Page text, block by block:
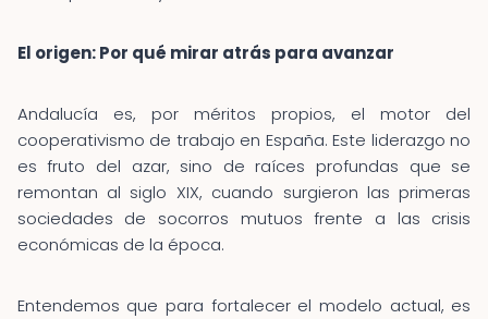
El origen: Por qué mirar atrás para avanzar
Andalucía es, por méritos propios, el motor del
cooperativismo de trabajo en España. Este liderazgo no
es fruto del azar, sino de raíces profundas que se
remontan al siglo XIX, cuando surgieron las primeras
sociedades de socorros mutuos frente a las crisis
económicas de la época.
Entendemos que para fortalecer el modelo actual, es